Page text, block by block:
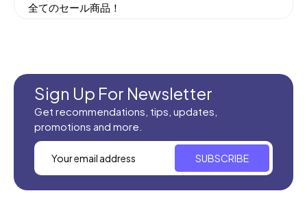
全てのセール商品！
Sign Up For Newsletter
Get recommendations, tips, updates,
promotions and more.
SUBSCRIBE